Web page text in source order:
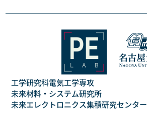
工学研究科電気工学専攻
未来材料・システム研究所
未来エレクトロニクス集積研究センター